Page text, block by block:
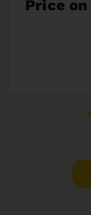
Price